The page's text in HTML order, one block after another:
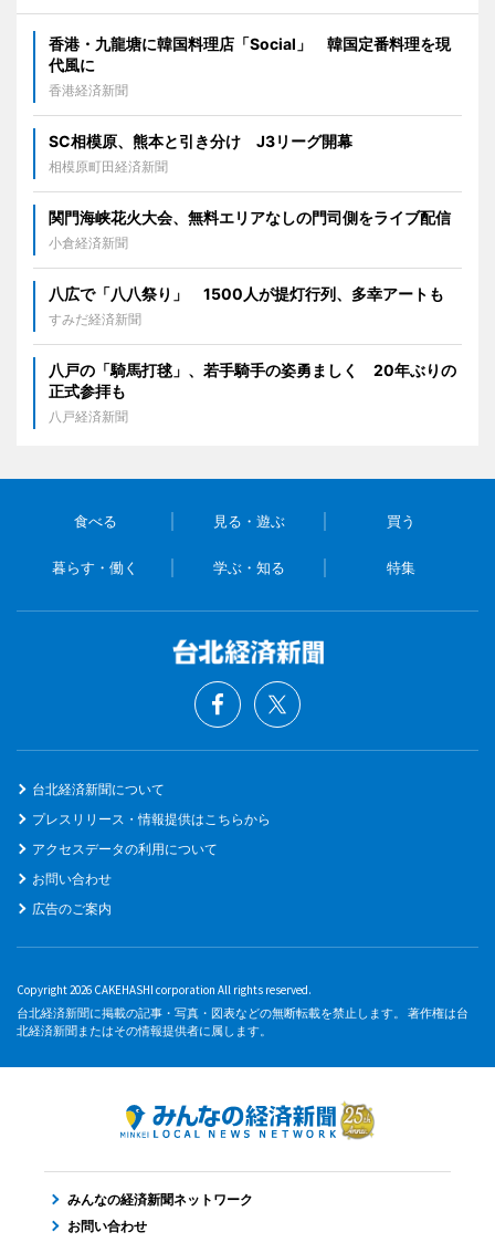
香港・九龍塘に韓国料理店「Social」 韓国定番料理を現
代風に
香港経済新聞
SC相模原、熊本と引き分け J3リーグ開幕
相模原町田経済新聞
関門海峡花火大会、無料エリアなしの門司側をライブ配信
小倉経済新聞
八広で「八八祭り」 1500人が提灯行列、多幸アートも
すみだ経済新聞
八戸の「騎馬打毬」、若手騎手の姿勇ましく 20年ぶりの
正式参拝も
八戸経済新聞
食べる 見る・遊ぶ 買う
暮らす・働く 学ぶ・知る 特集
台北経済新聞について
プレスリリース・情報提供はこちらから
アクセスデータの利用について
お問い合わせ
広告のご案内
Copyright 2026 CAKEHASHI corporation All rights reserved.
台北経済新聞に掲載の記事・写真・図表などの無断転載を禁止します。 著作権は台
北経済新聞またはその情報提供者に属します。
みんなの経済新聞ネットワーク
お問い合わせ